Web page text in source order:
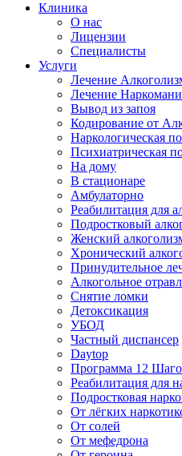
Клиника
О нас
Лицензии
Специалисты
Услуги
Лечение
Лечение
Вывод из запоя
Кодирование от
Наркологическая
Психиатрическая
На дому
В стационаре
Амбулаторно
Реабилитация для
Подростковый
Женский
Хронический
Принудительное
Алкогольное
Снятие ломки
Детоксикация
УБОД
Частный диспансер
Daytop
Программа 12
Реабилитация для
Подростковая
От лёгких
От солей
От мефедрона